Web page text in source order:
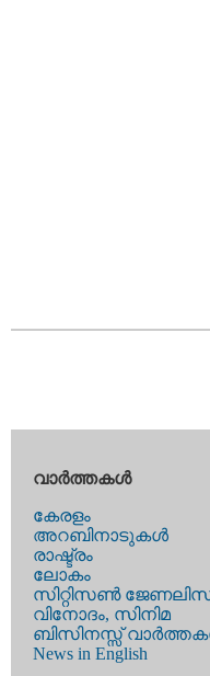
വാര്‍ത്തകള്‍
കേരളം
അറബിനാടുകള്‍
രാഷ്ട്രം
ലോകം
സിറ്റിസണ്‍
വിനോദം, സിനിമ
ബിസിനസ്സ്
News in English